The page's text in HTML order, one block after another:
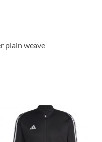
plain weave